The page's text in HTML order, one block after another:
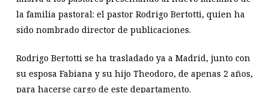
la familia pastoral: el pastor Rodrigo Bertotti, quien ha
sido nombrado director de publicaciones.
Rodrigo Bertotti se ha trasladado ya a Madrid, junto con
su esposa Fabiana y su hijo Theodoro, de apenas 2 años,
para hacerse cargo de este departamento.